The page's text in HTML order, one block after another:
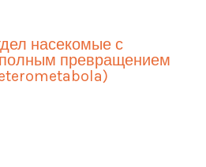
насекомые с
превращением